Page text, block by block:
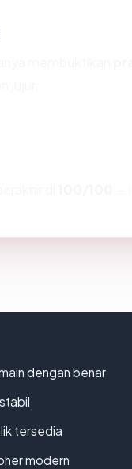
dengan benar
tersedia
modern